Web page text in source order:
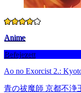
Anime
Befejezett
Ao no Exorcist 2.:
青の祓魔師 京都不浄